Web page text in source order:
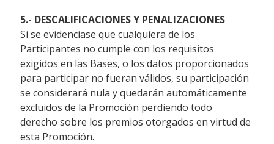
5.- DESCALIFICACIONES Y PENALIZACIONES
Si se evidenciase que cualquiera de los
Participantes no cumple con los requisitos
exigidos en las Bases, o los datos proporcionados
para participar no fueran válidos, su participación
se considerará nula y quedarán automáticamente
excluidos de la Promoción perdiendo todo
derecho sobre los premios otorgados en virtud de
esta Promoción.